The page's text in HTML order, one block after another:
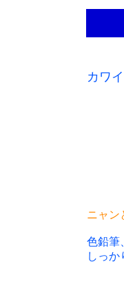
カワ
ニャン
色鉛筆
しっか